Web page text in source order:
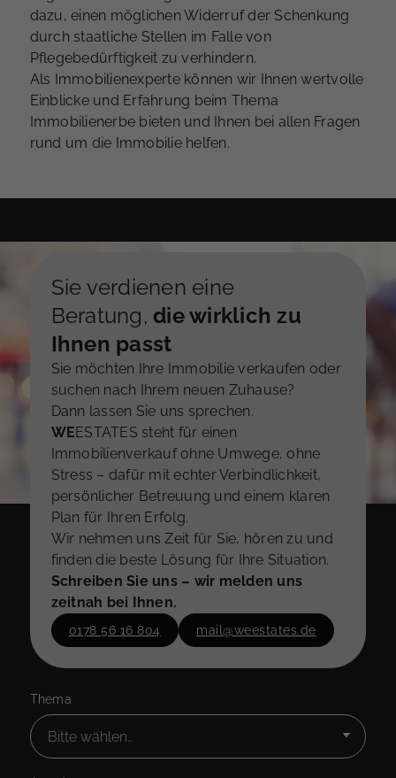
dazu, einen möglichen Widerruf der Schenkung
durch staatliche Stellen im Falle von
Pflegebedürftigkeit zu verhindern.
Als Immobilienexperte können wir Ihnen wertvolle
Einblicke und Erfahrung beim Thema
Immobilienerbe bieten und Ihnen bei allen Fragen
rund um die Immobilie helfen.
Sie verdienen eine
Beratung, die wirklich zu
Ihnen passt
Sie möchten Ihre Immobilie verkaufen oder
suchen nach Ihrem neuen Zuhause?
Dann lassen Sie uns sprechen.
WEESTATES steht für einen
Immobilienverkauf ohne Umwege, ohne
Stress – dafür mit echter Verbindlichkeit,
persönlicher Betreuung und einem klaren
Plan für Ihren Erfolg.
Wir nehmen uns Zeit für Sie, hören zu und
finden die beste Lösung für Ihre Situation.
Schreiben Sie uns – wir melden uns
zeitnah bei Ihnen.
0178 56 16 804 mail@weestates.de
Thema